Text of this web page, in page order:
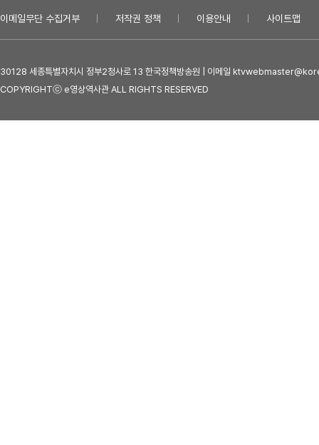
이메일무단 수집거부 저작권 정책 이용안내 사이트맵
30128 세종특별자치시 정부2청사로 13 한국정책방송원 | 이메일
COPYRIGHTⓒ e영상역사관 ALL RIGHTS RESERVED